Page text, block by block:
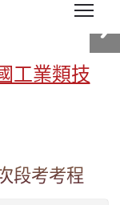
工業類技
家事類技
勝
段考考程